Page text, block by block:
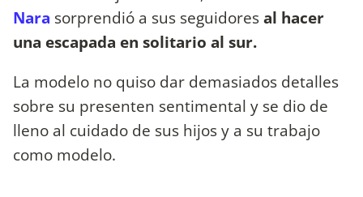
Nara sorprendió a sus seguidoresal hacer
una escapada en solitario al sur.
La modelo no quiso dar demasiados detalles
sobre su presenten sentimental y se dio de
lleno al cuidado de sus hijos y a su trabajo
como modelo.